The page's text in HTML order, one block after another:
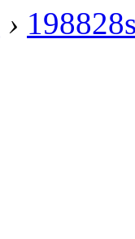
›